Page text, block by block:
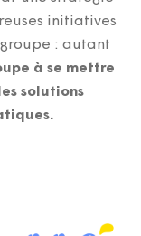
initiatives
: autant
à se mettre
solutions